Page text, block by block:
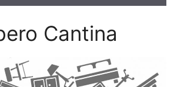
Cantina